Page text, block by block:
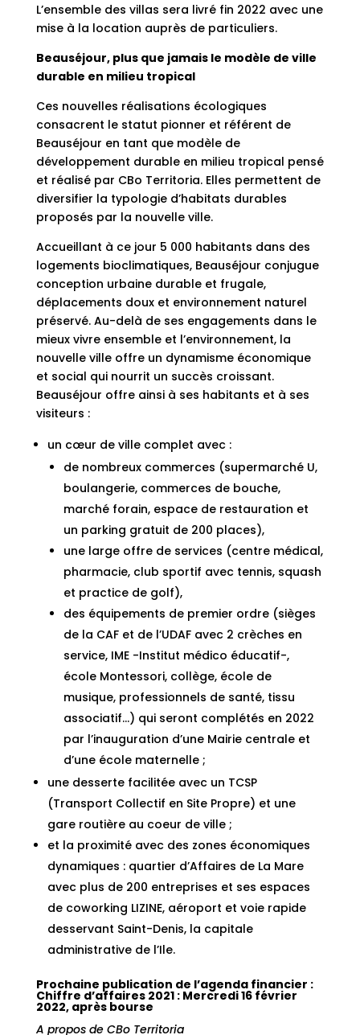
L’ensemble des villas sera livré fin 2022 avec une
mise à la location auprès de particuliers.
Beauséjour, plus que jamais le modèle de ville
durable en milieu tropical
Ces nouvelles réalisations écologiques
consacrent le statut pionner et référent de
Beauséjour en tant que modèle de
développement durable en milieu tropical pensé
et réalisé par CBo Territoria. Elles permettent de
diversifier la typologie d’habitats durables
proposés par la nouvelle ville.
Accueillant à ce jour 5 000 habitants dans des
logements bioclimatiques, Beauséjour conjugue
conception urbaine durable et frugale,
déplacements doux et environnement naturel
préservé. Au-delà de ses engagements dans le
mieux vivre ensemble et l’environnement, la
nouvelle ville offre un dynamisme économique
et social qui nourrit un succès croissant.
Beauséjour offre ainsi à ses habitants et à ses
visiteurs :
un cœur de ville complet avec :
de nombreux commerces (supermarché U,
boulangerie, commerces de bouche,
marché forain, espace de restauration et
un parking gratuit de 200 places),
une large offre de services (centre médical,
pharmacie, club sportif avec tennis, squash
et practice de golf),
des équipements de premier ordre (sièges
de la CAF et de l’UDAF avec 2 crèches en
service, IME -Institut médico éducatif-,
école Montessori, collège, école de
musique, professionnels de santé, tissu
associatif…) qui seront complétés en 2022
par l’inauguration d’une Mairie centrale et
d’une école maternelle ;
une desserte facilitée avec un TCSP
(Transport Collectif en Site Propre) et une
gare routière au coeur de ville ;
et la proximité avec des zones économiques
dynamiques : quartier d’Affaires de La Mare
avec plus de 200 entreprises et ses espaces
de coworking LIZINE, aéroport et voie rapide
desservant Saint-Denis, la capitale
administrative de l’Ile.
Prochaine publication de l’agenda financier :
Chiffre d’affaires 2021 : Mercredi 16 février
2022, après bourse
A propos de CBo Territoria